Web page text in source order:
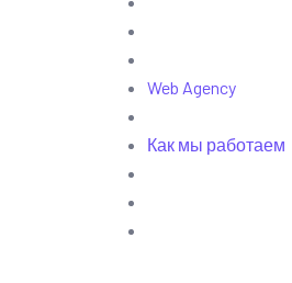
Web Agency
Как мы работаем